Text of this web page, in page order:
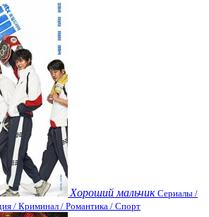
Хороший мальчик Сериалы /
/ Криминал / Романтика / Спорт